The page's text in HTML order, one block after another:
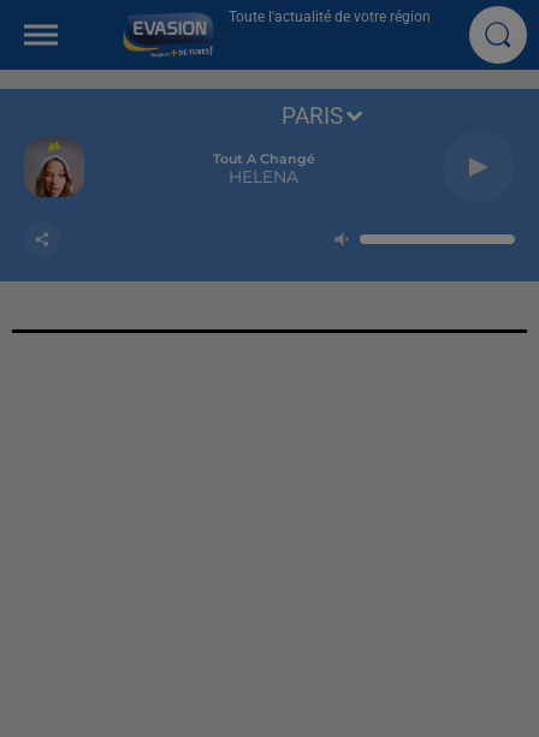
Toute l'actualité de votre région
Tout A Changé
HELENA
PARIS